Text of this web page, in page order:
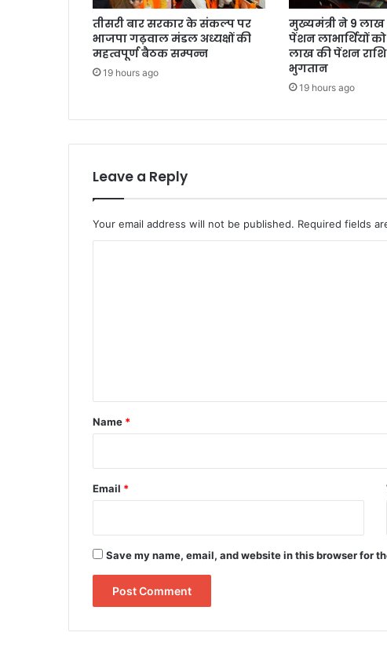
तीसरी बार सरकार के संकल्प पर
भाजपा गढ़वाल मंडल अध्यक्षों की
महत्वपूर्ण बैठक सम्पन्न
19 hours ago
मुख्यमंत्री ने 9 लाख
पेंशन लाभार्थियों
लाख की पेंशन
भुगतान
19 hours ago
Leave a Reply
Your email address will not be published. Required fields
*
Name *
Email *
Save my name, email, and website in this browser for